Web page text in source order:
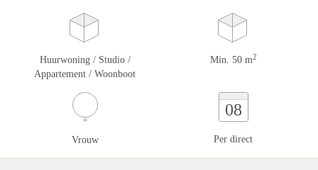
Huurwoning / Studio /
Appartement / Woonboot
Min. 50 m2
Vrouw
08
Per direct